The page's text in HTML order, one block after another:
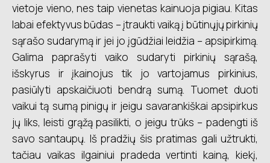
vietoje vieno, nes taip vienetas kainuoja pigiau. Kitas
labai efektyvus būdas – įtraukti vaiką į būtinųjų pirkinių
sąrašo sudarymą ir jei jo įgūdžiai leidžia – apsipirkimą.
Galima paprašyti vaiko sudaryti pirkinių sąrašą,
išskyrus ir įkainojus tik jo vartojamus pirkinius,
pasiūlyti apskaičiuoti bendrą sumą. Tuomet duoti
vaikui tą sumą pinigų ir jeigu savarankiškai apsipirkus
jų liks, leisti grąžą pasilikti, o jeigu trūks – padengti iš
savo santaupų. Iš pradžių šis pratimas gali užtrukti,
tačiau vaikas ilgainiui pradeda vertinti kainą, kiekį,